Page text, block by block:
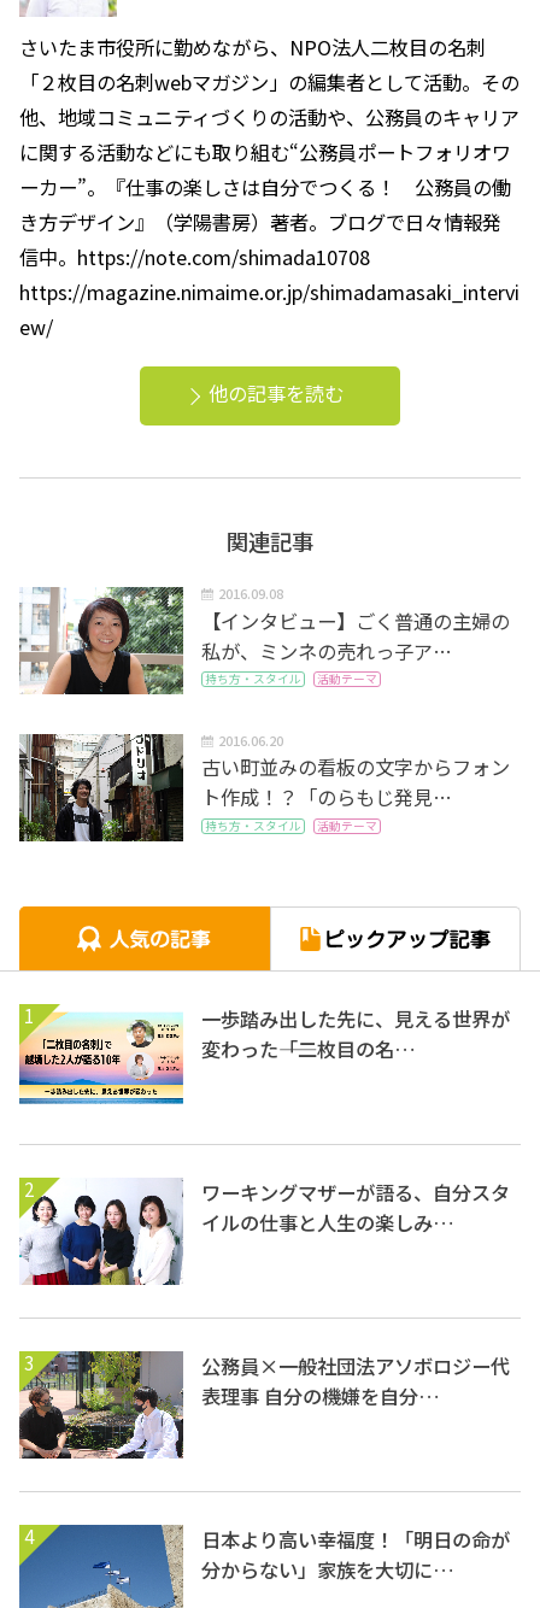
さいたま市役所に勤めながら、NPO法人二枚目の名刺
「２枚目の名刺webマガジン」の編集者として活動。その
他、地域コミュニティづくりの活動や、公務員のキャリア
に関する活動などにも取り組む“公務員ポートフォリオワ
ーカー”。『仕事の楽しさは自分でつくる！ 公務員の働
き方デザイン』（学陽書房）著者。ブログで日々情報発
信中。https://note.com/shimada10708
https://magazine.nimaime.or.jp/shimadamasaki_intervi
ew/
他の記事を読む
関連記事
2016.09.08
【インタビュー】ごく普通の主婦の
私が、ミンネの売れっ子ア…
持ち方・スタイル 活動テーマ
2016.06.20
古い町並みの看板の文字からフォン
ト作成！？「のらもじ発見…
持ち方・スタイル 活動テーマ
1
一歩踏み出した先に、見える世界が
変わった――「二枚目の名…
2
ワーキングマザーが語る、自分スタ
イルの仕事と人生の楽しみ…
3
公務員×一般社団法アソボロジー代
表理事 自分の機嫌を自分…
4
日本より高い幸福度！「明日の命が
分からない」家族を大切に…